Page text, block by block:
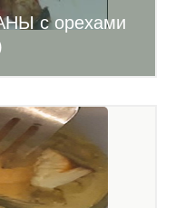
с орехами